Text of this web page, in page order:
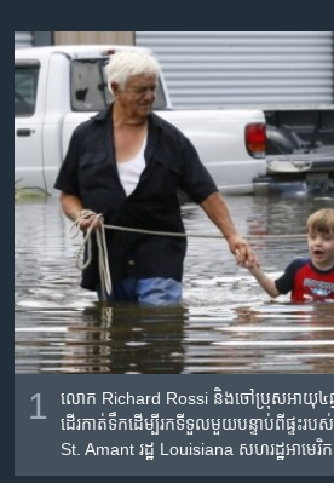
រំលង​
និង​
ចូល​
ទៅ​
រចនា
រំលង​
និង​
ចូល​
ទៅ​
កាន់​
ស្វែង​
ព្រឹត្តិការណ៍ព័ត៌មាន
ទូរទស្សន៍ / វីដេអូ​
វិទ្យុ / ផតខាសថ៍
កម្មវិធីទាំងអស់
Khmer English
បណ្តាញ​សង្គម
ភាសា
1
លោក Richard Rossi និង​ចៅ​ប្រុស​អាយុ​៤
ដើរ​កាត់​ទឹក​ដើម្បី​រក​ទី​ទួល​មួយ​បន្ទាប់​ពី​ផ្ទះ​រ
St. Amant រដ្ឋ Louisiana សហរដ្ឋ​អាមេរិ